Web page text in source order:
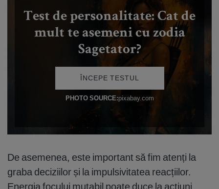
De asemenea, este important să fim atenți la
graba deciziilor și la impulsivitatea reacțiilor.
Energia focului mutabil poate duce la acțiuni